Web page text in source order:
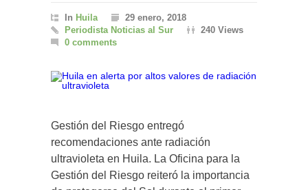
In Huila
29 enero, 2018
Periodista Noticias al Sur
240 Views
0 comments
Gestión del Riesgo entregó
recomendaciones ante radiación
ultravioleta en Huila. La Oficina para la
Gestión del Riesgo reiteró la importancia